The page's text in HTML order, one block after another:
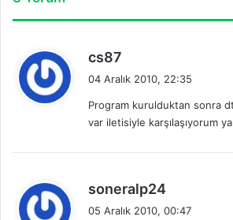
cs87
i
k
04 Aralık 2010, 22:35
Program kurulduktan sonra
var iletisiyle karşılaşıyorum
soneralp24
05 Aralık 2010, 00:47